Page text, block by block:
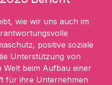
wie wir uns auch im
positive soziale
Unterstützung von
Welt beim Aufbau einer
für ihre Unternehmen